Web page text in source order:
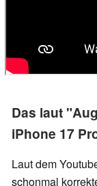
Das laut
iPhone 17
Laut dem
schonmal